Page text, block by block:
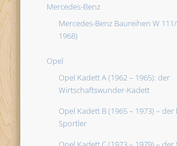
Mercedes-Benz
Mercedes-Benz Baureihen W
1968)
Opel
Opel Kadett A (1962 – 1965): der
Wirtschaftswunder-Kadett
Opel Kadett B (1965 – 1973) –
Sportler